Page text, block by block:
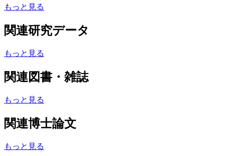
もっと見る
関連研究データ
もっと見る
関連図書・雑誌
もっと見る
関連博士論文
もっと見る